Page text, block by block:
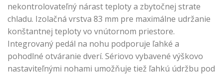
nekontrolovateľný nárast teploty a zbytočnej strate
chladu. Izolačná vrstva 83 mm pre maximálne udržanie
konštantnej teploty vo vnútornom priestore.
Integrovaný pedál na nohu podporuje ľahké a
pohodlné otváranie dverí. Sériovo vybavené výškovo
nastaviteľnými nohami umožňuje tiež ľahkú údržbu pod